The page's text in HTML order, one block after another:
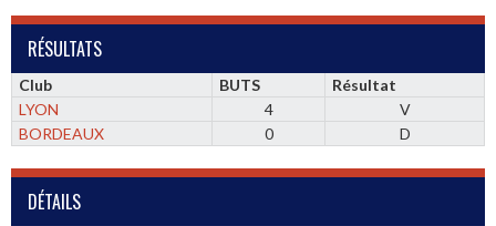
RÉSULTATS
Club BUTS
Résultat
LYON
4
V
BORDEAUX
0 D
DÉTAILS